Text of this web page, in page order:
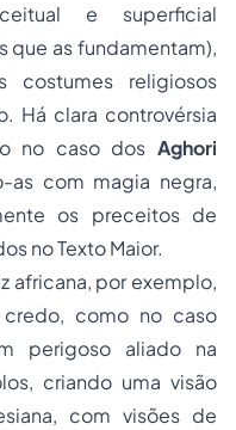
e superficial
que as fundamentam),
costumes religiosos
Há clara controvérsia
no caso dos Aghori
as com magia negra,
os preceitos de
no Texto Maior.
africana, por exemplo,
como no caso
perigoso aliado na
criando uma visão
com visões de